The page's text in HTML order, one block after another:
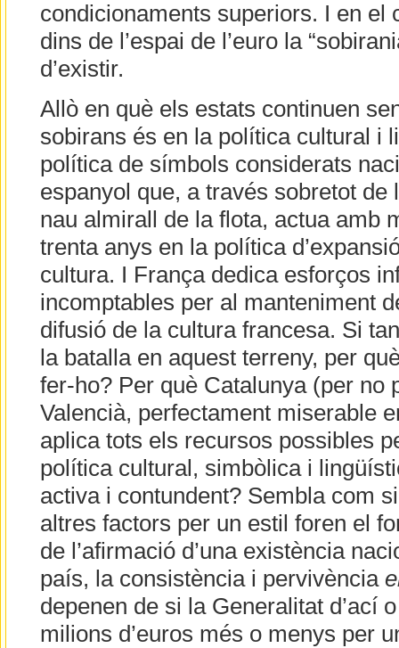
condicionaments superiors. I en el
dins de l’espai de l’euro la
d’existir.
Allò en què els estats continuen
sobirans és en la política cultural i
política de símbols considerats
espanyol que, a través sobretot de
nau almirall de la flota, actua amb
trenta anys en la política
cultura. I França dedica esforços
incomptables per al manteniment
difusió de la cultura francesa. Si
la batalla en aquest terreny, per
fer-ho? Per què Catalunya (per no
Valencià, perfectament miserable
aplica tots els recursos possibles
política cultural, simbòlica i
activa i contundent? Sembla com
altres factors per un estil foren el
de l’afirmació d’una existència
país, la consistència i pervivència
depenen de si la Generalitat d’ací
milions d’euros més o menys per